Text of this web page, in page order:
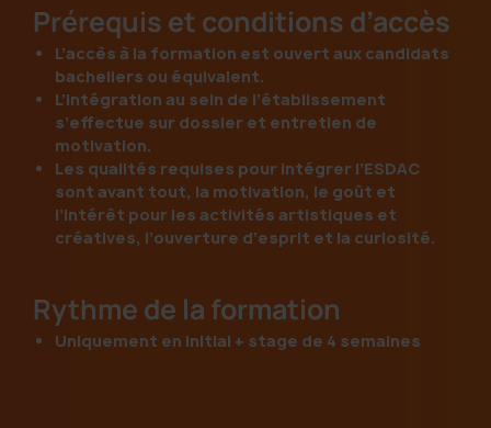
Prérequis et conditions d’accès
L’accès à la formation est ouvert aux candidats
bacheliers ou équivalent.
L’intégration au sein de l’établissement
s’effectue sur dossier et entretien de
motivation.
Les qualités requises pour intégrer l’ESDAC
sont avant tout, la motivation, le goût et
l’intérêt pour les activités artistiques et
créatives, l’ouverture d’esprit et la curiosité.
Rythme de la formation
Uniquement en initial + stage de 4 semaines